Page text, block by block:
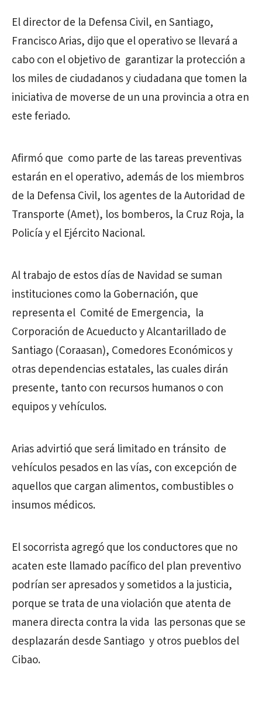
El director de la Defensa Civil, en Santiago,
Francisco Arias, dijo que el operativo se llevará a
cabo con el objetivo de garantizar la protección a
los miles de ciudadanos y ciudadana que tomen la
iniciativa de moverse de un una provincia a otra en
este feriado.
Afirmó que como parte de las tareas preventivas
estarán en el operativo, además de los miembros
de la Defensa Civil, los agentes de la Autoridad de
Transporte (Amet), los bomberos, la Cruz Roja, la
Policía y el Ejército Nacional.
Al trabajo de estos días de Navidad se suman
instituciones como la Gobernación, que
representa el Comité de Emergencia, la
Corporación de Acueducto y Alcantarillado de
Santiago (Coraasan), Comedores Económicos y
otras dependencias estatales, las cuales dirán
presente, tanto con recursos humanos o con
equipos y vehículos.
Arias advirtió que será limitado en tránsito de
vehículos pesados en las vías, con excepción de
aquellos que cargan alimentos, combustibles o
insumos médicos.
El socorrista agregó que los conductores que no
acaten este llamado pacífico del plan preventivo
podrían ser apresados y sometidos a la justicia,
porque se trata de una violación que atenta de
manera directa contra la vida las personas que se
desplazarán desde Santiago y otros pueblos del
Cibao.